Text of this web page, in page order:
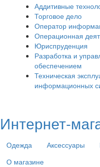
Аддитивные
Торговое дело
Оператор
Операционная
Юриспруденция
Разработка и
обеспечением
Техническая
информационных
Интернет-
Одежда Аксессуары
О магазине